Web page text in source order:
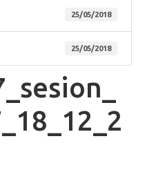
25/05/2018
25/05/2018